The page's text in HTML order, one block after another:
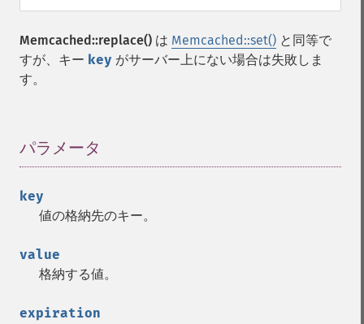
Memcached::replace() は Memcached::set() と同等で
すが、キー key がサーバー上にない場合は失敗しま
す。
パラメータ
key
値の格納先のキー。
value
格納する値。
expiration